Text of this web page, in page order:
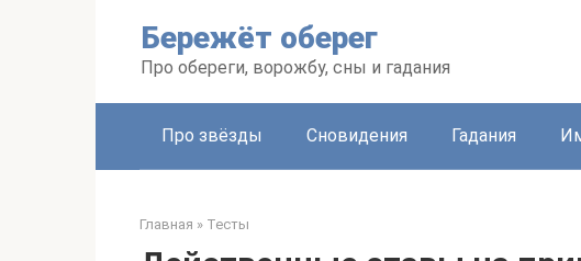
Бережёт оберег
Про обереги, ворожбу, сны и гадания
Про звёзды Сновидения Гадания
Главная » Тесты